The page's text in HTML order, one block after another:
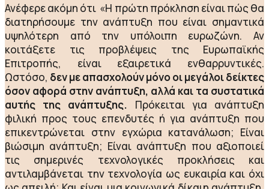
Ανέφερε ακόμη ότι «Η πρώτη πρόκληση είναι πώς θα
διατηρήσουμε την ανάπτυξη που είναι σημαντικά
υψηλότερη από την υπόλοιπη ευρωζώνη. Αν
κοιτάξετε τις προβλέψεις της Ευρωπαϊκής
Επιτροπής, είναι εξαιρετικά ενθαρρυντικές.
Ωστόσο, δεν με απασχολούν μόνο οι μεγάλοι δείκτες
όσον αφορά στην ανάπτυξη, αλλά και τα συστατικά
αυτής της ανάπτυξης. Πρόκειται για ανάπτυξη
φιλική προς τους επενδυτές ή για ανάπτυξη που
επικεντρώνεται στην εγχώρια κατανάλωση; Είναι
βιώσιμη ανάπτυξη; Είναι ανάπτυξη που αξιοποιεί
τις σημερινές τεχνολογικές προκλήσεις και
αντιλαμβάνεται την τεχνολογία ως ευκαιρία και όχι